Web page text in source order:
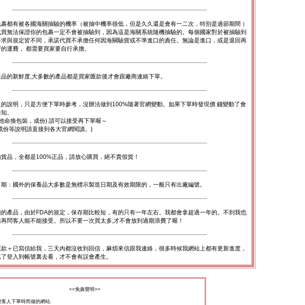
都有被各國海關抽驗的機率（被抽中機率很低，但是久久還是會有一二次，特別是過節期間 ）
無法保證你的包裹一定不會被抽驗到，因為這是海關系統隨機抽驗的。每個國家對於被抽驗到
與規定皆不同，承諾代買不承擔任何因海關驗貨或不準進口的責任。無論是進口，或是退回再
運費， 都需要買家要自行承擔。
的新鮮度,大多數的產品都是買家匯款後才會跟廠商連絡下單。
說明，只是方便下單時參考，沒辦法做到100%隨著官網變動。如果下單時發現價 錢變動了會
。
命換包裝，成份) 請可以接受再下單喔～
份等說明請直接到各大官網閱讀。)
品，全都是100%正品，請放心購買，絕不賣假貨！
：國外的保養品大多數是無標示製造日期及有效期限的，一般只有出廠編號。
產品，由於FDA的規定，保存期比較短，有的只有一年左右。我都會拿超過一年的。不到我也
問客人能不能接受。所以不要一次買太多,才不會放到過期浪費了喔！
＋已寫信給我，三天內都沒收到回信，麻煩來信跟我連絡，很多時候我網站上都有更新進度，
登入到帳號裏去看，才不會有誤會產生。
<<免責聲明>>
人下單時而做的網站.